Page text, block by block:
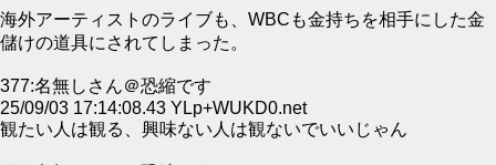
海外アーティストのライブも、WBCも金持ちを相手にした金
儲けの道具にされてしまった。
377:名無しさん＠恐縮です
25/09/03 17:14:08.43 YLp+WUKD0.net
観たい人は観る、興味ない人は観ないでいいじゃん